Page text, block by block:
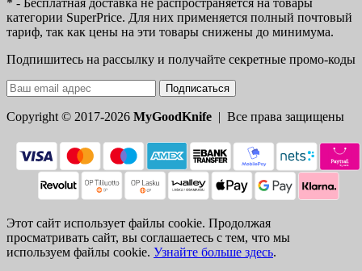
категории SuperPrice. Для них применяется полный почтовый
тариф, так как цены на эти товары снижены до минимума.
Подпишитесь на рассылку и получайте секретные промо-коды
Подписаться
Copyright © 2017-2026 MyGoodKnife | Все права защищены
Этот сайт использует файлы cookie. Продолжая
просматривать сайт, вы соглашаетесь с тем, что мы
используем файлы cookie. Узнайте больше здесь.